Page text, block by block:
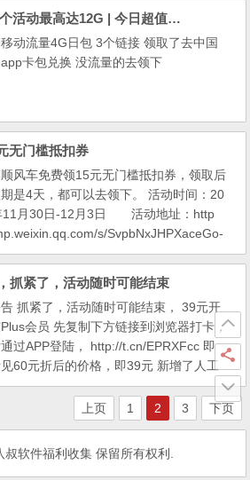
（到货晒单返280，剩下款项两年后一起
，下单后找店铺客服备注“打卡”。 到货
服打卡（会提供每月打卡内容），每季
种草笔记，共24篇，逾期...
移动4G日包流量，三个活动最高达12G | 今日超值推荐；聚划算加领券鸿星尔克爆品可抢！支持好用不贵国货来一波
动流量4G日包 3个链接 领取了去中国
卡包兑换 没流量的去领下
无门槛抵扣券
风车免费领15元无门槛抵扣券，领取后
是4天，都可以去领下。 活动时间：20
11月30日-12月3日 活动地址：http
s/SvpbNxJHPXaceGo-
微信扫码参与：
抓紧了，活动随时可能结束
抓紧了，活动随时可能结束， 39元开
会员 先复制下方链接到浏览器打卡，
过APP登陆， http://t.cn/EPRXFcc 即
60元折后的价格，即39元 新增了人工
面 什么是人工精选？ 人工精选是指通
工筛选的方式，从大量的淘宝天猫数据
挑选出最合适的商品进行推广。通过此页
块，可以制作出适合自己的个性化商品页
比如 宠物、计生用品、母婴、等等。福
上页 1 2 3 下页
软件福利收集 保留所有权利.